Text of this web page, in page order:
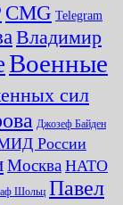
CMG Telegram
Владимир
Военные
сил
Джозеф Байден
России
Москва НАТО
Шольц Павел